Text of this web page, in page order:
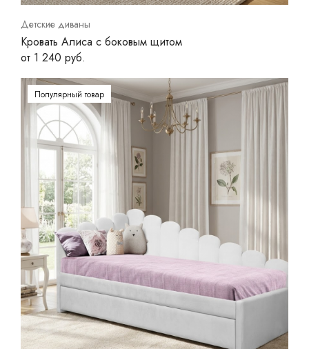
Детские диваны
Кровать Алиса с боковым щитом
от 1 240 руб.
Популярный товар